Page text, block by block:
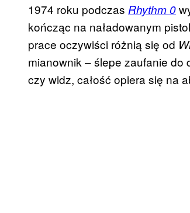
1974 roku podczas Rhythm 0
kończąc na naładowanym
prace oczywiści różnią się od
mianownik – ślepe zaufanie do
czy widz, całość opiera się na